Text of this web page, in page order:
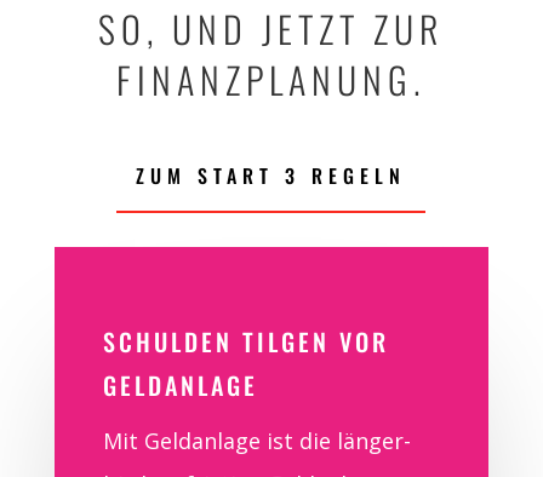
SO, UND JETZT ZUR
FINANZPLANUNG.
ZUM START 3 REGELN
SCHULDEN TILGEN VOR
GELDANLAGE
Mit Geldanlage ist die länger-